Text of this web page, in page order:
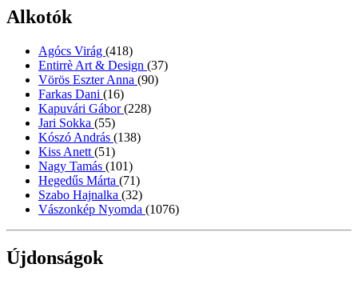
Alkotók
Agócs Virág (418)
Entirrè Art & Design (37)
Vörös Eszter Anna (90)
Farkas Dani (16)
Kapuvári Gábor(228)
Jari Sokka (55)
Kószó András (138)
Kiss Anett (51)
Nagy Tamás (101)
Hegedűs Márta (71)
Szabo Hajnalka (32)
Vászonkép Nyomda (1076)
Újdonságok